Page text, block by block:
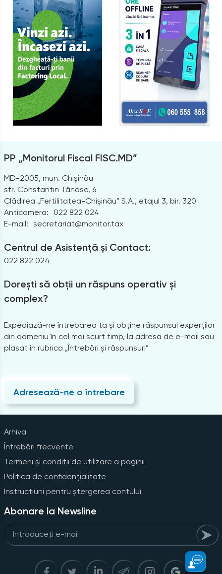
PP „Monitorul Fiscal FISC.MD”
MD-2005, mun. Chișinău
str. Constantin Tănase, 6
Clădirea „Fertilitatea-Chișinău” S.A., etajul 3, bir. 320
Anticamera:
022 822 024
E-mail: secretariat@monitor.tax
Centrul de Asistență și Contact:
022 822 024
Dorești să obții un răspuns operativ și
complex?
Expediază-ne întrebarea ta și obține răspunsul experților
din domeniu în cel mai scurt timp, la adresa de e-mail sau
plasat în rubrica „Întrebări și răspunsuri”
Adresează-ne o întrebare
Arhiva
Întrebări frecvente
Termeni și condiții de utilizare a paginii
Politica de confidențialitate
Instrucțiuni pentru ștergerea contului
Abonare la Newsline